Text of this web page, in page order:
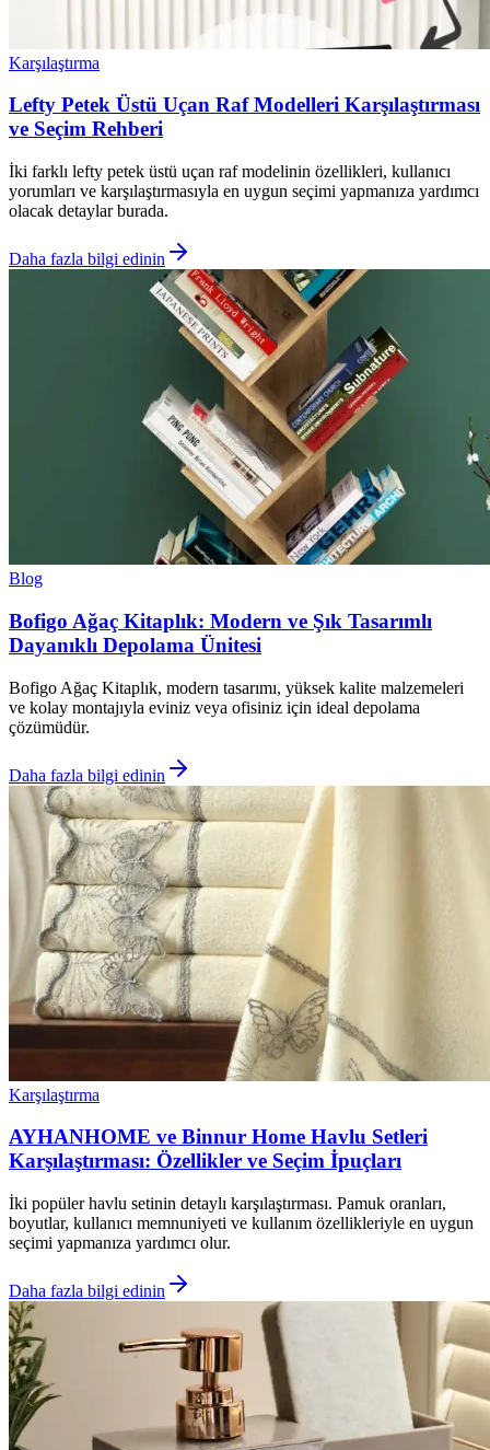
Karşılaştırma
Lefty Petek Üstü Uçan Raf Modelleri Karşılaştırması
ve Seçim Rehberi
İki farklı lefty petek üstü uçan raf modelinin özellikleri, kullanıcı
yorumları ve karşılaştırmasıyla en uygun seçimi yapmanıza yardımcı
olacak detaylar burada.
Daha fazla bilgi edinin
Blog
Bofigo Ağaç Kitaplık: Modern ve Şık Tasarımlı
Dayanıklı Depolama Ünitesi
Bofigo Ağaç Kitaplık, modern tasarımı, yüksek kalite malzemeleri
ve kolay montajıyla eviniz veya ofisiniz için ideal depolama
çözümüdür.
Daha fazla bilgi edinin
Karşılaştırma
AYHANHOME ve Binnur Home Havlu Setleri
Karşılaştırması: Özellikler ve Seçim İpuçları
İki popüler havlu setinin detaylı karşılaştırması. Pamuk oranları,
boyutlar, kullanıcı memnuniyeti ve kullanım özellikleriyle en uygun
seçimi yapmanıza yardımcı olur.
Daha fazla bilgi edinin